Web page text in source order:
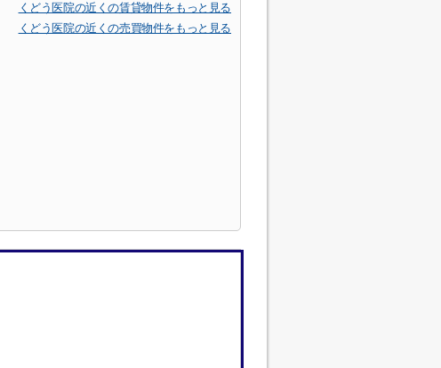
くどう医院の近くの賃貸物件をもっと見る
くどう医院の近くの売買物件をもっと見る